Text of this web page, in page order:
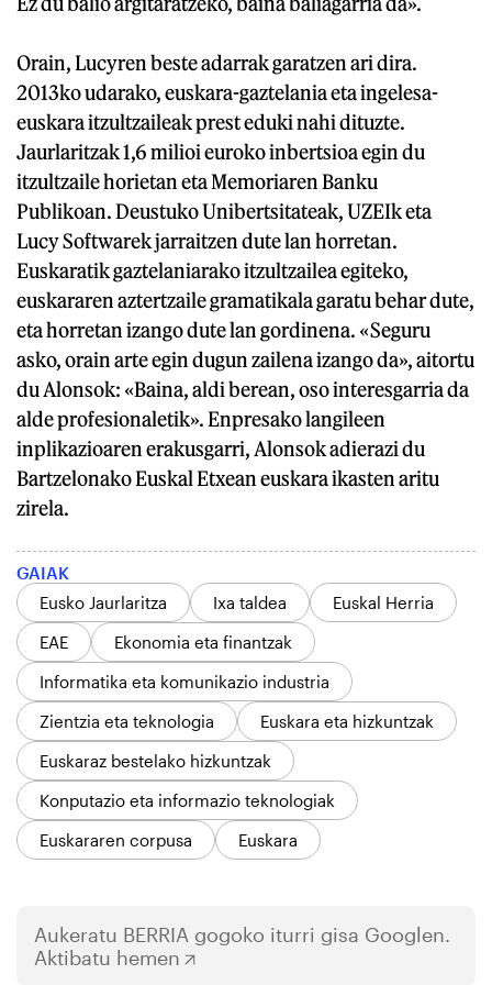
Orain, Lucyren beste adarrak garatzen ari dira.
2013ko udarako, euskara-gaztelania eta ingelesa-
euskara itzultzaileak prest eduki nahi dituzte.
Jaurlaritzak 1,6 milioi euroko inbertsioa egin du
itzultzaile horietan eta Memoriaren Banku
Publikoan. Deustuko Unibertsitateak, UZEIk eta
Lucy Softwarek jarraitzen dute lan horretan.
Euskaratik gaztelaniarako itzultzailea egiteko,
euskararen aztertzaile gramatikala garatu behar dute,
eta horretan izango dute lan gordinena. «Seguru
asko, orain arte egin dugun zailena izango da», aitortu
du Alonsok: «Baina, aldi berean, oso interesgarria da
alde profesionaletik». Enpresako langileen
inplikazioaren erakusgarri, Alonsok adierazi du
Bartzelonako Euskal Etxean euskara ikasten aritu
zirela.
GAIAK
Eusko Jaurlaritza
Ixa taldea
Euskal Herria
EAE
Ekonomia eta finantzak
Informatika eta komunikazio industria
Zientzia eta teknologia
Euskara eta hizkuntzak
Euskaraz bestelako hizkuntzak
Konputazio eta informazio teknologiak
Euskararen corpusa
Euskara
Aukeratu BERRIA gogoko iturri gisa Googlen.
Aktibatu hemen